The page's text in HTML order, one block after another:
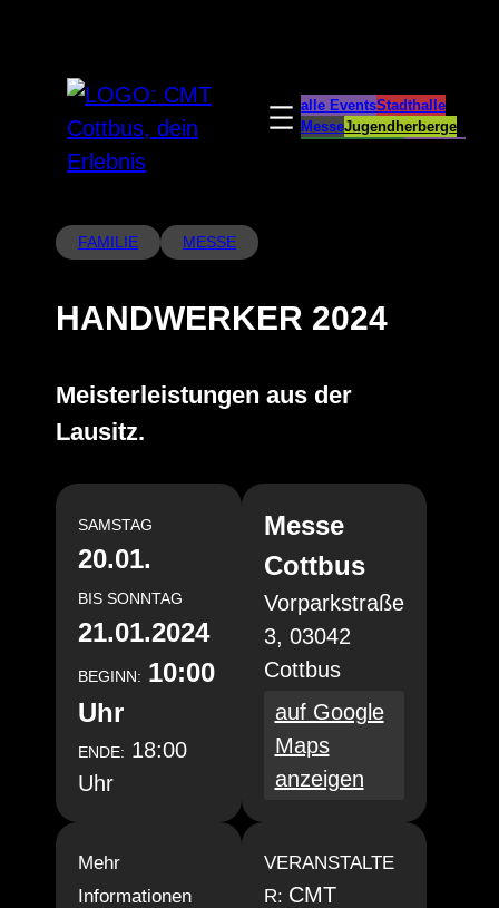
springen
alle EventsStadthalle
MesseJugendherberge
FAMILIE MESSE
HANDWERKER 2024
Meisterleistungen aus der
Lausitz.
SAMSTAG
20.01.
BIS SONNTAG
21.01.2024
BEGINN: 10:00
Uhr
ENDE: 18:00
Uhr
Messe
Cottbus
Vorparkstraße
3, 03042
Cottbus
auf Google
Maps
anzeigen
Mehr
Informationen
VERANSTALTE
R: CMT